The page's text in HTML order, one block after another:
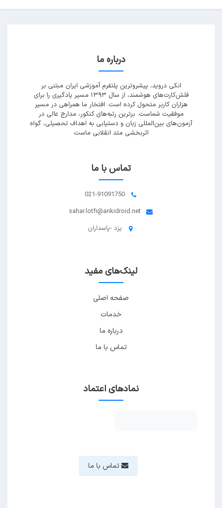
درباره ما
انکی دروید، پیشروترین پلتفرم آموزشی ایران مبتنی بر
فلش‌کارت‌های هوشمند، از سال ۱۳۹۳ مسیر یادگیری را برای
هزاران کاربر متحول کرده است. افتخار ما همراهی در مسیر
موفقیت شماست. برترین رتبه‌های کنکور، مدارج عالی در
آزمون‌های بین‌المللی زبان و دستیابی به اهداف تحصیلی، گواه
اثربخشی متد انقلابی ماست
تماس با ما
021-91091750
sahar.lotfi@ankidroid.net
یزد -پاسداران
لینک‌های مفید
صفحه اصلی
خدمات
درباره ما
تماس با ما
نمادهای اعتماد
تماس با ما